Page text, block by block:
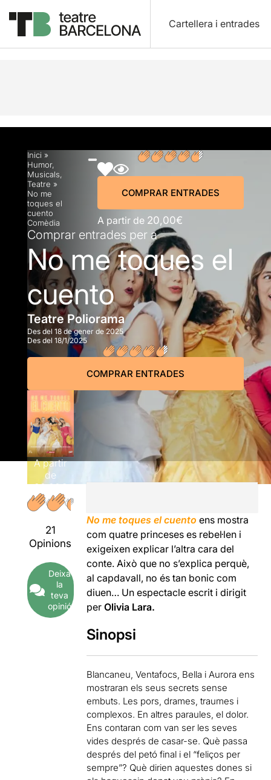
Cartellera i entrades
Descripció Horaris Fitxa artística Fotos i
Inici »
Humor,
Musicals,
Teatre »
No me
toques el
cuento
Comèdia
A partir de 20,00€
COMPRAR ENTRADES
Comprar entrades per a
No me toques el
cuento
Teatre Poliorama
Des del 18 de gener de 2025
Des del 18/1/2025
COMPRAR ENTRADES
A partir
de
20,00€
21
Opinions
Deixa
la
teva
opinió
No me toques el cuento ens mostra
com quatre princeses es rebel·len i
exigeixen explicar l’altra cara del
conte. Això que no s’explica perquè,
al capdavall, no és tan bonic com
diuen… Un espectacle escrit i dirigit
perOlivia Lara.
Sinopsi
Blancaneu, Ventafocs, Bella i Aurora ens
mostraran els seus secrets sense
embuts. Les pors, drames, traumes i
complexos. En altres paraules, el dolor.
Ens contaran com van ser les seves
vides després de casar-se. Què passa
després del petó final i el “feliços per
sempre”? Què dirien aquestes dones si